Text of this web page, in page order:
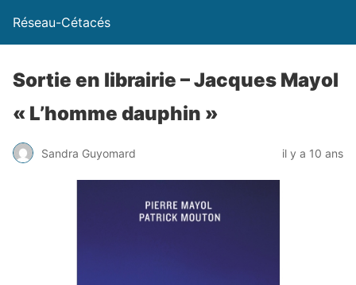
Réseau-Cétacés
Sortie en librairie – Jacques Mayol
« L’homme dauphin »
Sandra Guyomard il y a 10 ans